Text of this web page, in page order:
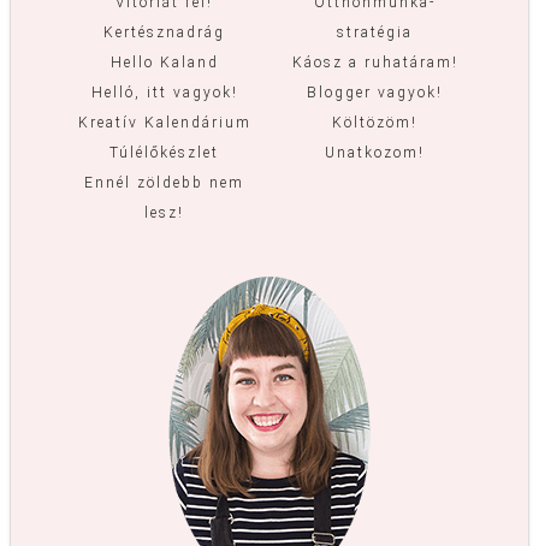
Kertésznadrág
Hello Kaland
Helló, itt vagyok!
Kreatív Kalendárium
Túlélőkészlet
Ennél zöldebb nem
lesz!
stratégia
Káosz a ruhatáram!
Blogger vagyok!
Költözöm!
Unatkozom!